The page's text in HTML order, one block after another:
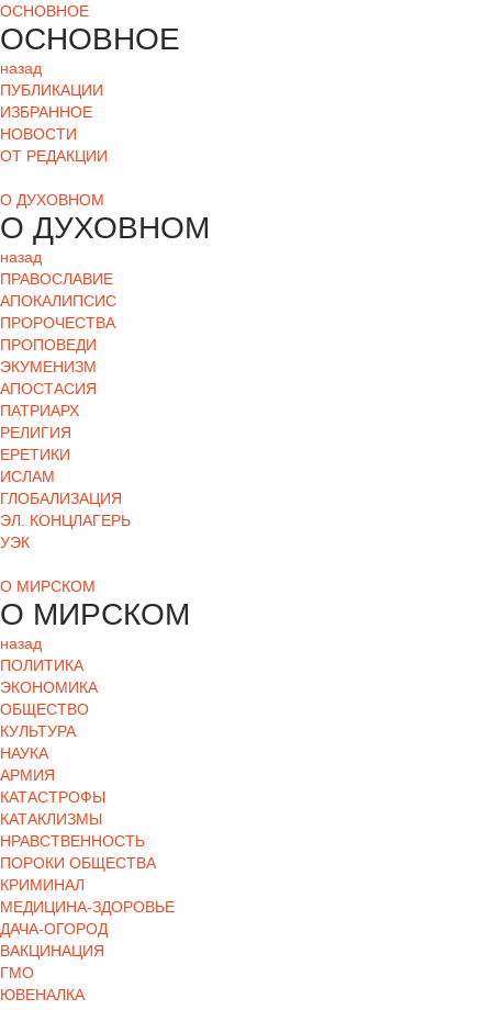
ОСНОВНОЕ
ОСНОВНОЕ
назад
ПУБЛИКАЦИИ
ИЗБРАННОЕ
НОВОСТИ
ОТ РЕДАКЦИИ
О ДУХОВНОМ
О ДУХОВНОМ
назад
ПРАВОСЛАВИЕ
АПОКАЛИПСИС
ПРОРОЧЕСТВА
ПРОПОВЕДИ
ЭКУМЕНИЗМ
АПОСТАСИЯ
ПАТРИАРХ
РЕЛИГИЯ
ЕРЕТИКИ
ИСЛАМ
ГЛОБАЛИЗАЦИЯ
ЭЛ. КОНЦЛАГЕРЬ
УЭК
О МИРСКОМ
О МИРСКОМ
назад
ПОЛИТИКА
ЭКОНОМИКА
ОБЩЕСТВО
КУЛЬТУРА
НАУКА
АРМИЯ
КАТАСТРОФЫ
КАТАКЛИЗМЫ
НРАВСТВЕННОСТЬ
ПОРОКИ ОБЩЕСТВА
КРИМИНАЛ
МЕДИЦИНА-ЗДОРОВЬЕ
ДАЧА-ОГОРОД
ВАКЦИНАЦИЯ
ГМО
ЮВЕНАЛКА